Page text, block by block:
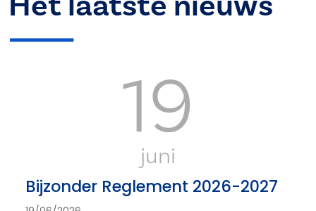
19
juni
Bijzonder Reglement 2026-2027